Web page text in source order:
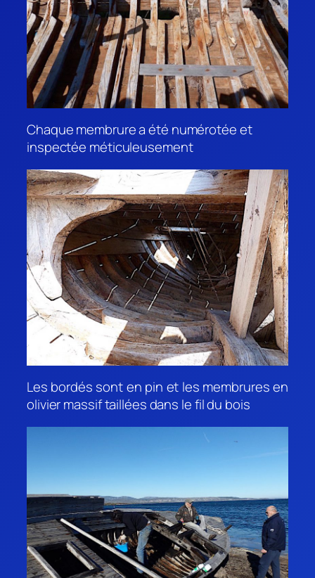
Chaque membrure a été numérotée et
inspectée méticuleusement
Les bordés sont en pin et les membrures en
olivier massif taillées dans le fil du bois